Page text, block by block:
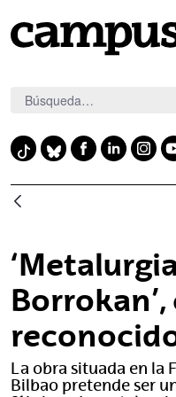
Saltar al contenido
T
k
B
k
y
F
o
o
k
L
d
i
n
I
g
r
a
m
Y
b
La obra situada en la
Bilbao pretende ser